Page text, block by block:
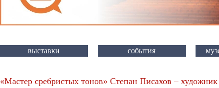
выставки события
«Мастер сребристых тонов» Степан Писахов –